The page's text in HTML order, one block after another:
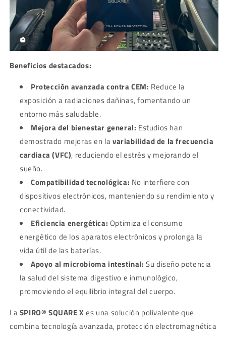
Beneficios destacados:
Protección avanzada contra CEM: Reduce la
exposición a radiaciones dañinas, fomentando un
entorno más saludable.
Mejora del bienestar general: Estudios han
demostrado mejoras en lavariabilidad de la frecuencia
cardiaca (VFC), reduciendo el estrés y mejorando el
sueño.
Compatibilidad tecnológica: No interfiere con
dispositivos electrónicos, manteniendo su rendimiento y
conectividad.
Eficiencia energética: Optimiza el consumo
energético de los aparatos electrónicos y prolonga la
vida útil de las baterías.
Apoyo al microbioma intestinal: Su diseño potencia
la salud del sistema digestivo e inmunológico,
promoviendo el equilibrio integral del cuerpo.
LaSPIRO® SQUARE Xes una solución polivalente que
combina tecnología avanzada, protección electromagnética